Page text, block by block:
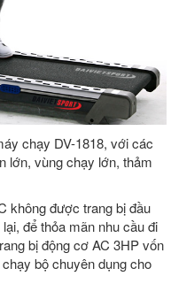
chạy DV-1818, với các
lớn, vùng chạy lớn, thảm
không được trang bị đầu
để thỏa mãn nhu cầu đi
bị động cơ AC 3HP vốn
bộ chuyên dụng cho